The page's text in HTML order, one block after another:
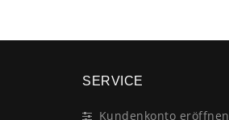
SERVICE
Kundenkonto eröffnen